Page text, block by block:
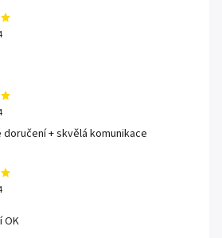
+ skvělá komunikace
OK